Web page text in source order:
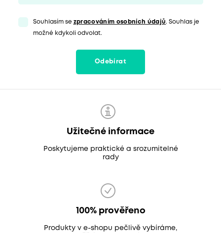
Souhlasím se zpracováním osobních údajů. Souhlas je
možné kdykoli odvolat.
Odebírat
Užitečné informace
Poskytujeme praktické a srozumitelné
rady
100% prověřeno
Produkty v e-shopu pečlivě vybíráme,